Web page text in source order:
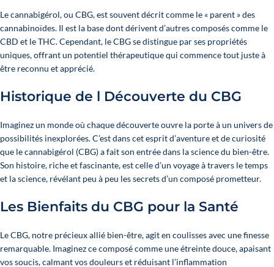
Le cannabigérol, ou CBG, est souvent décrit comme le « parent » des
cannabinoïdes. Il est la base dont dérivent d’autres composés comme le
CBD et le THC. Cependant, le CBG se distingue par ses propriétés
uniques, offrant un potentiel thérapeutique qui commence tout juste à
être reconnu et apprécié.
Historique de l Découverte du CBG
Imaginez un monde où chaque découverte ouvre la porte à un univers de
possibilités inexplorées. C’est dans cet esprit d’aventure et de curiosité
que le cannabigérol (CBG) a fait son entrée dans la science du bien-être.
Son histoire, riche et fascinante, est celle d’un voyage à travers le temps
et la science, révélant peu à peu les secrets d’un composé prometteur.
Les Bienfaits du CBG pour la Santé
Le CBG, notre précieux allié bien-être, agit en coulisses avec une finesse
remarquable. Imaginez ce composé comme une étreinte douce, apaisant
vos soucis, calmant vos douleurs et réduisant l’inflammation